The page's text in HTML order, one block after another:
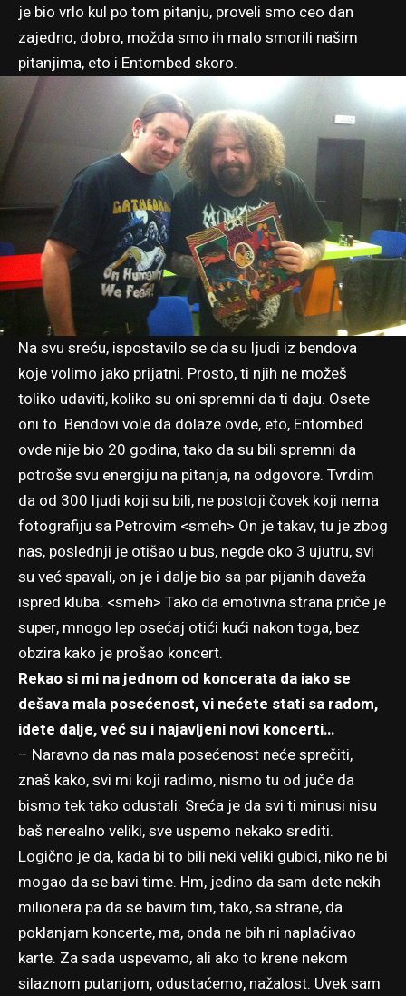
je bio vrlo kul po tom pitanju, proveli smo ceo dan
zajedno, dobro, možda smo ih malo smorili našim
pitanjima, eto i Entombed skoro.
Na svu sreću, ispostavilo se da su ljudi iz bendova
koje volimo jako prijatni. Prosto, ti njih ne možeš
toliko udaviti, koliko su oni spremni da ti daju. Osete
oni to. Bendovi vole da dolaze ovde, eto, Entombed
ovde nije bio 20 godina, tako da su bili spremni da
potroše svu energiju na pitanja, na odgovore. Tvrdim
da od 300 ljudi koji su bili, ne postoji čovek koji nema
fotografiju sa Petrovim <smeh> On je takav, tu je zbog
nas, poslednji je otišao u bus, negde oko 3 ujutru, svi
su već spavali, on je i dalje bio sa par pijanih daveža
ispred kluba. <smeh> Tako da emotivna strana priče je
super, mnogo lep osećaj otići kući nakon toga, bez
obzira kako je prošao koncert.
Rekao si mi na jednom od koncerata da iako se
dešava mala posećenost, vi nećete stati sa radom,
idete dalje, već su i najavljeni novi koncerti…
– Naravno da nas mala posećenost neće sprečiti,
znaš kako, svi mi koji radimo, nismo tu od juče da
bismo tek tako odustali. Sreća je da svi ti minusi nisu
baš nerealno veliki, sve uspemo nekako srediti.
Logično je da, kada bi to bili neki veliki gubici, niko ne bi
mogao da se bavi time. Hm, jedino da sam dete nekih
milionera pa da se bavim tim, tako, sa strane, da
poklanjam koncerte, ma, onda ne bih ni naplaćivao
karte. Za sada uspevamo, ali ako to krene nekom
silaznom putanjom, odustaćemo, nažalost. Uvek sam